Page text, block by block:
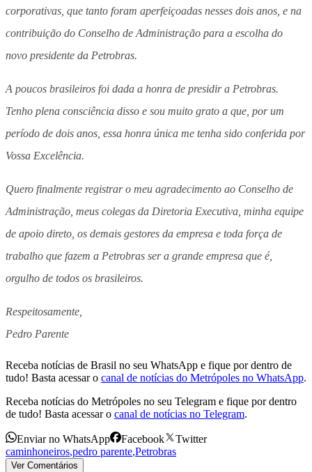
corporativas, que tanto foram aperfeiçoadas nesses dois anos, e na
contribuição do Conselho de Administração para a escolha do
novo presidente da Petrobras.
A poucos brasileiros foi dada a honra de presidir a Petrobras.
Tenho plena consciência disso e sou muito grato a que, por um
período de dois anos, essa honra única me tenha sido conferida por
Vossa Excelência.
Quero finalmente registrar o meu agradecimento ao Conselho de
Administração, meus colegas da Diretoria Executiva, minha equipe
de apoio direto, os demais gestores da empresa e toda força de
trabalho que fazem a Petrobras ser a grande empresa que é,
orgulho de todos os brasileiros.
Respeitosamente,
Pedro Parente
Receba notícias de Brasil no seu WhatsApp e fique por dentro de
tudo! Basta acessar o canal de notícias do Metrópoles no WhatsApp.
Receba notícias do Metrópoles no seu Telegram e fique por dentro
de tudo! Basta acessar o canal de notícias no Telegram.
Enviar no WhatsApp Facebook
Twitter
caminhoneiros,pedro parente,Petrobras
Ver Comentários